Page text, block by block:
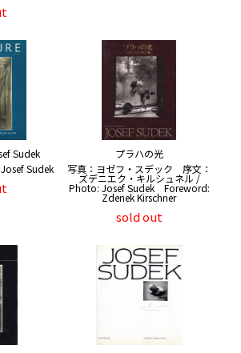
Sudek
Sudek
プラハの光
写真：ヨゼフ・スデック 序文：
ズデニエク・キルシュネル /
Photo: Josef Sudek Foreword:
Zdenek Kirschner
sold out